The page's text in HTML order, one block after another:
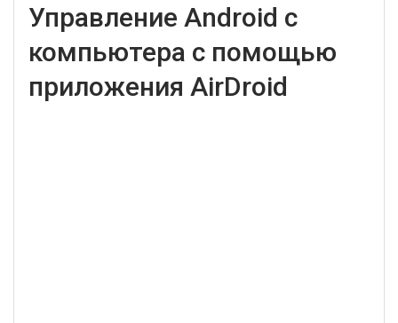
Управление Android с
компьютера с помощью
приложения AirDroid